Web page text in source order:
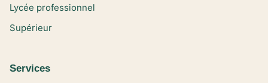
Lycée professionnel
Supérieur
Services